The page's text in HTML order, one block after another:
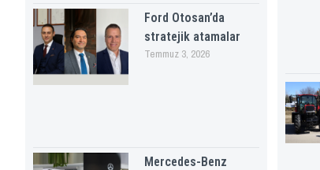
Ford Otosan’da
stratejik atamalar
Temmuz 3, 2026
Mercedes-Benz